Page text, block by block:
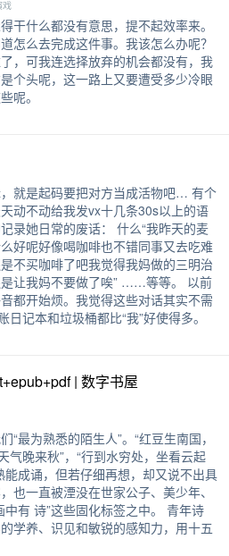
戏
干什么都没有意思，提不起效率来。
怎么去完成这件事。我该怎么办呢？
，可我连选择放弃的机会都没有，我
个头呢，这一路上又要遭受多少冷眼
呢。
就是起码要把对方当成活物吧… 有个
动不动给我发vx十几条30s以上的语
录她日常的废话： 什么“我昨天的麦
好呢好像喝咖啡也不错同事又去吃难
不买咖啡了吧我觉得我妈做的三明治
让我妈不要做了唉” ……等等。 以前
都开始烦。我觉得这些对话其实不需
记本和垃圾桶都比“我”好使得多。
| 数字书屋
最为熟悉的陌生人”。“红豆生南国，
气晚来秋”，“行到水穷处，坐看云起
成诵，但若仔细再想，却又说不出具
也一直被湮没在世家公子、美少年、
有 诗”这些固化标签之中。 青年诗
学养、识见和敏锐的感知力，用十五